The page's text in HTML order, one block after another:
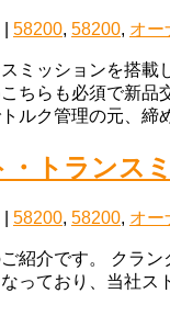
58200, 58200, オー
ミッションを搭
ちらも必須で新品
ルク管理の元、締
トランス
58200, 58200, オー
紹介です。 クラ
っており、当社